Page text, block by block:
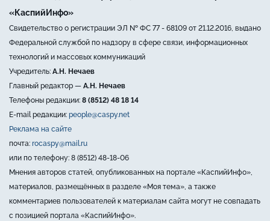
«КаспийИнфо»
Свидетельство о регистрации ЭЛ № ФС 77 - 68109 от 21.12.2016, выдано
Федеральной службой по надзору в сфере связи, информационных
технологий и массовых коммуникаций
Учредитель: А.Н. Нечаев
Главный редактор — А.Н. Нечаев
Телефоны редакции: 8 (8512) 48 18 14
E-mail редакции: people@caspy.net
Реклама на сайте
почта: rocaspy@mail.ru
или по телефону: 8 (8512) 48-18-06
Мнения авторов статей, опубликованных на портале «КаспийИнфо»,
материалов, размещённых в разделе «Моя тема», а также
комментариев пользователей к материалам сайта могут не совпадать
с позицией портала «КаспийИнфо».